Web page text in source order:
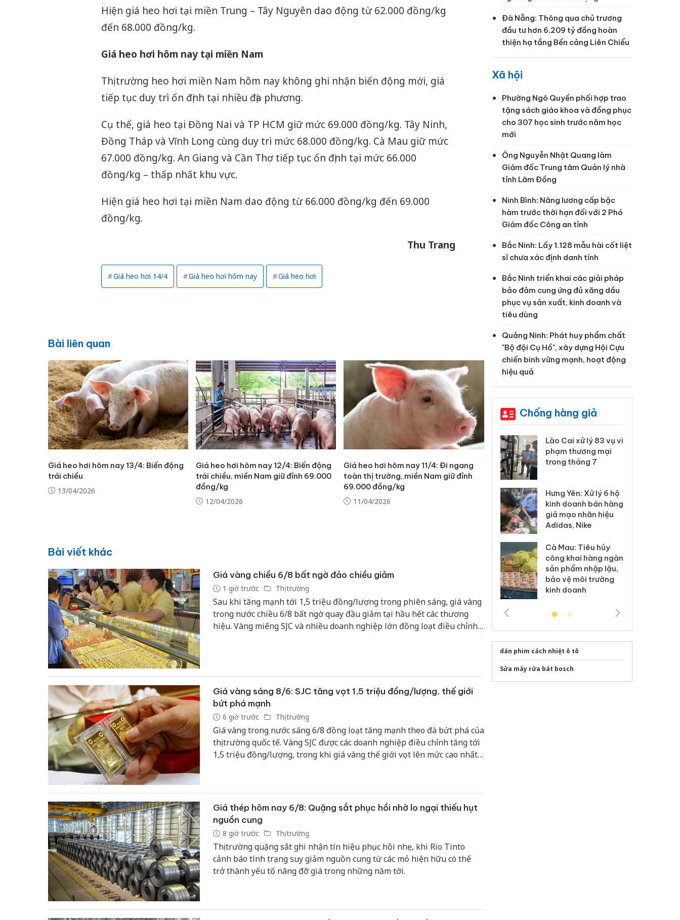
Hiện giá heo hơi tại miền Trung – Tây Nguyên dao động từ 62.000 đồng/kg
đến 68.000 đồng/kg.
Giá heo hơi hôm nay tại miền Nam
Thị trường heo hơi miền Nam hôm nay không ghi nhận biến động mới, giá
tiếp tục duy trì ổn định tại nhiều địa phương.
Cụ thể, giá heo tại Đồng Nai và TP HCM giữ mức 69.000 đồng/kg. Tây Ninh,
Đồng Tháp và Vĩnh Long cùng duy trì mức 68.000 đồng/kg. Cà Mau giữ mức
67.000 đồng/kg. An Giang và Cần Thơ tiếp tục ổn định tại mức 66.000
đồng/kg – thấp nhất khu vực.
Hiện giá heo hơi tại miền Nam dao động từ 66.000 đồng/kg đến 69.000
đồng/kg.
Thu Trang
Giá heo hơi 14/4 Giá heo hơi hôm nay Giá heo hơi
Bài liên quan
Giá heo hơi hôm nay 13/4: Biến động
trái chiều
13/04/2026
Giá heo hơi hôm nay 12/4: Biến động
trái chiều, miền Nam giữ đỉnh 69.000
đồng/kg
12/04/2026
Giá heo hơi hôm nay 11/4: Đi ngang
toàn thị trường, miền Nam giữ đỉnh
69.000 đồng/kg
11/04/2026
Bài viết khác
Giá vàng chiều 6/8 bất ngờ đảo chiều giảm
1 giờ trước Thị trường
Sau khi tăng mạnh tới 1,5 triệu đồng/lượng trong phiên sáng, giá vàng
trong nước chiều 6/8 bất ngờ quay đầu giảm tại hầu hết các thương
hiệu. Vàng miếng SJC và nhiều doanh nghiệp lớn đồng loạt điều chỉnh
Giá vàng sáng 8/6: SJC tăng vọt 1,5 triệu đồng/lượng, thế giới
bứt phá mạnh
6 giờ trước Thị trường
Giá vàng trong nước sáng 6/8 đồng loạt tăng mạnh theo đà bứt phá của
thị trường quốc tế. Vàng SJC được các doanh nghiệp điều chỉnh tăng tới
1,5 triệu đồng/lượng, trong khi giá vàng thế giới vọt lên mức cao nhất
Giá thép hôm nay 6/8: Quặng sắt phục hồi nhờ lo ngại thiếu hụt
nguồn cung
8 giờ trước Thị trường
Thị trường quặng sắt ghi nhận tín hiệu phục hồi nhẹ, khi Rio Tinto
cảnh báo tình trạng suy giảm nguồn cung từ các mỏ hiện hữu có thể
trở thành yếu tố nâng đỡ giá trong những năm tới.
Đà Nẵng: Thông qua chủ trương
đầu tư hơn 6.209 tỷ đồng hoàn
thiện hạ tầng Bến cảng Liên Chiểu
Xã hội
Phường Ngô Quyền phối hợp trao
tặng sách giáo khoa và đồng phục
cho 307 học sinh trước năm học
mới
Ông Nguyễn Nhật Quang làm
Giám đốc Trung tâm Quản lý nhà
tỉnh Lâm Đồng
Ninh Bình: Nâng lương cấp bậc
hàm trước thời hạn đối với 2 Phó
Giám đốc Công an tỉnh
Bắc Ninh: Lấy 1.128 mẫu hài cốt liệt
sĩ chưa xác định danh tính
Bắc Ninh triển khai các giải pháp
bảo đảm cung ứng đủ xăng dầu
phục vụ sản xuất, kinh doanh và
tiêu dùng
Quảng Ninh: Phát huy phẩm chất
"Bộ đội Cụ Hồ", xây dựng Hội Cựu
chiến binh vững mạnh, hoạt động
hiệu quả
Chống hàng giả
Công an Thanh Hóa
tìm bị hại trong vụ
án sản xuất, buôn
bán yến sào giả
Lào Cai xử lý 83 vụ vi
phạm thương mại
trong tháng 7
Hưng Yên: Xử lý 6 hộ
kinh doanh bán hàng
giả mạo nhãn hiệu
Adidas, Nike
Cà Mau: Tiêu hủy
công khai hàng ngàn
sản phẩm nhập lậu,
bảo vệ môi trường
kinh doanh
dán phim cách nhiệt ô tô
Sửa máy rửa bát bosch